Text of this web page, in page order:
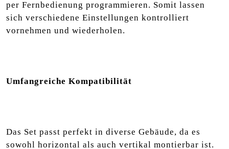
per Fernbedienung programmieren. Somit lassen
sich verschiedene Einstellungen kontrolliert
vornehmen und wiederholen.
Umfangreiche Kompatibilität
Das Set passt perfekt in diverse Gebäude, da es
sowohl horizontal als auch vertikal montierbar ist.